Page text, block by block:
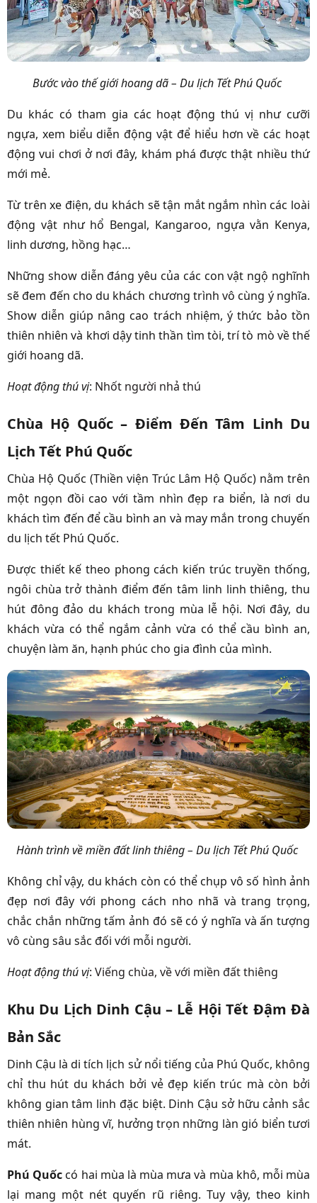
Bước vào thế giới hoang dã – Du lịch Tết Phú Quốc
Du khác có tham gia các hoạt động thú vị như cưỡi
ngựa, xem biểu diễn động vật để hiểu hơn về các hoạt
động vui chơi ở nơi đây, khám phá được thật nhiều thứ
mới mẻ.
Từ trên xe điện, du khách sẽ tận mắt ngắm nhìn các loài
động vật như hổ Bengal, Kangaroo, ngựa vằn Kenya,
linh dương, hồng hạc…
Những show diễn đáng yêu của các con vật ngộ nghĩnh
sẽ đem đến cho du khách chương trình vô cùng ý nghĩa.
Show diễn giúp nâng cao trách nhiệm, ý thức bảo tồn
thiên nhiên và khơi dậy tinh thần tìm tòi, trí tò mò về thế
giới hoang dã.
Hoạt động thú vị: Nhốt người nhả thú
Chùa Hộ Quốc – Điểm Đến Tâm Linh Du
Lịch Tết Phú Quốc
Chùa Hộ Quốc (Thiền viện Trúc Lâm Hộ Quốc) nằm trên
một ngọn đồi cao với tầm nhìn đẹp ra biển, là nơi du
khách tìm đến để cầu bình an và may mắn trong chuyến
du lịch tết Phú Quốc.
Được thiết kế theo phong cách kiến trúc truyền thống,
ngôi chùa trở thành điểm đến tâm linh linh thiêng, thu
hút đông đảo du khách trong mùa lễ hội. Nơi đây, du
khách vừa có thể ngắm cảnh vừa có thể cầu bình an,
chuyện làm ăn, hạnh phúc cho gia đình của mình.
Hành trình về miền đất linh thiêng – Du lịch Tết Phú Quốc
Không chỉ vậy, du khách còn có thể chụp vô số hình ảnh
đẹp nơi đây với phong cách nho nhã và trang trọng,
chắc chắn những tấm ảnh đó sẽ có ý nghĩa và ấn tượng
vô cùng sâu sắc đối với mỗi người.
Hoạt động thú vị: Viếng chùa, về với miền đất thiêng
Khu Du Lịch Dinh Cậu – Lễ Hội Tết Đậm Đà
Bản Sắc
Dinh Cậu là di tích lịch sử nổi tiếng của Phú Quốc, không
chỉ thu hút du khách bởi vẻ đẹp kiến trúc mà còn bởi
không gian tâm linh đặc biệt. Dinh Cậu sở hữu cảnh sắc
thiên nhiên hùng vĩ, hưởng trọn những làn gió biển tươi
mát.
Phú Quốccó hai mùa là mùa mưa và mùa khô, mỗi mùa
lại mang một nét quyến rũ riêng. Tuy vậy, theo kinh